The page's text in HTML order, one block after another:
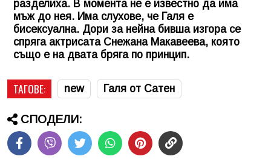
разделиха. В момента не е известно да има
мъж до нея. Има слухове, че Галя е
бисексуална. Дори за нейна бивша изгора се
спряга актрисата Снежана Макавеева, която
също е на двата бряга по принцип.
ТАГОВЕ: new Галя от Сатен
СПОДЕЛИ: